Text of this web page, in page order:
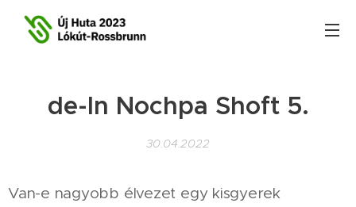
de-In Nochpa Shoft 5.
30.04.2022
Van-e nagyobb élvezet egy kisgyerek